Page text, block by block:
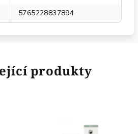
5765228837894
produkty